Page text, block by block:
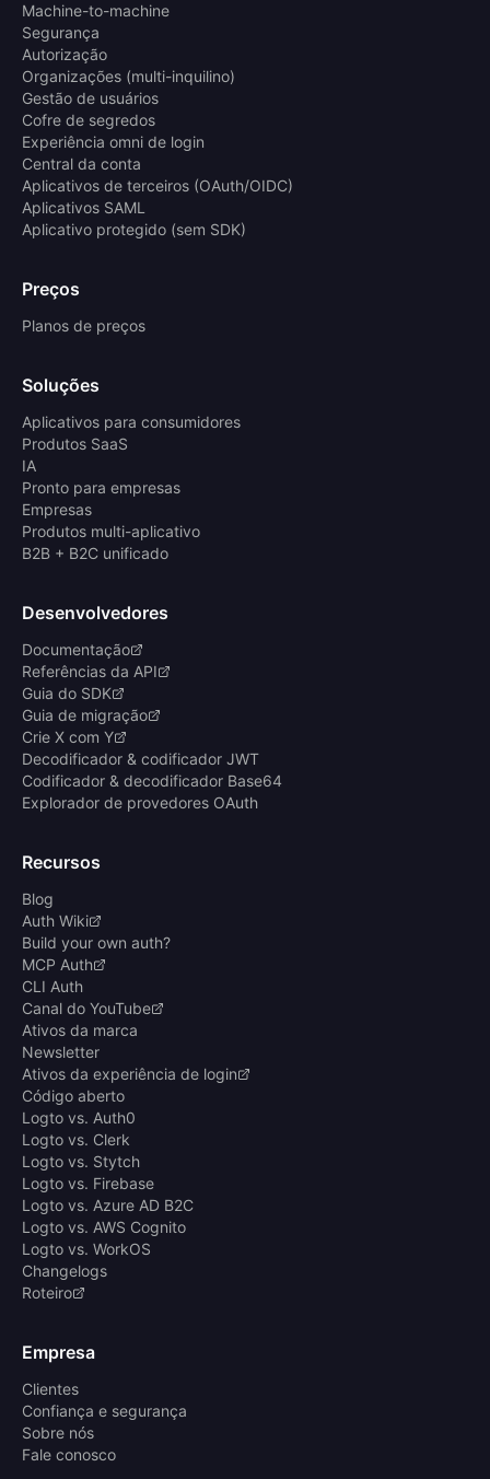
Machine-to-machine
Segurança
Autorização
Organizações (multi-inquilino)
Gestão de usuários
Cofre de segredos
Experiência omni de login
Central da conta
Aplicativos de terceiros (OAuth/OIDC)
Aplicativos SAML
Aplicativo protegido (sem SDK)
Preços
Planos de preços
Soluções
Aplicativos para consumidores
Produtos SaaS
IA
Pronto para empresas
Empresas
Produtos multi-aplicativo
B2B + B2C unificado
Desenvolvedores
Documentação
Referências da API
Guia do SDK
Guia de migração
Crie X com Y
Decodificador & codificador JWT
Codificador & decodificador Base64
Explorador de provedores OAuth
Recursos
Blog
Auth Wiki
Build your own auth?
MCP Auth
CLI Auth
Canal do YouTube
Ativos da marca
Newsletter
Ativos da experiência de login
Código aberto
Logto vs. Auth0
Logto vs. Clerk
Logto vs. Stytch
Logto vs. Firebase
Logto vs. Azure AD B2C
Logto vs. AWS Cognito
Logto vs. WorkOS
Changelogs
Roteiro
Empresa
Clientes
Confiança e segurança
Sobre nós
Fale conosco